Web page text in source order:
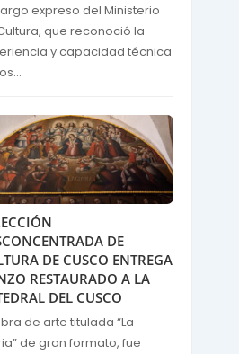
expreso del Ministerio
que reconoció la
y capacidad técnica
DE
DE CUSCO ENTREGA
RESTAURADO A LA
DEL CUSCO
de arte titulada “La
de gran formato, fue